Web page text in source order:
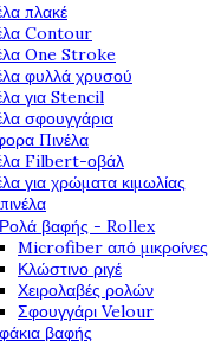
πλακέ
Contour
One Stroke
φυλλά χρυσού
για Stencil
σφουγγάρια
Πινέλα
Filbert-οβάλ
για χρώματα κιμωλίας
Ρολά βαφής - Rollex
Microfiber από μικροίνες
Κλώστινο ριγέ
Χειρολαβές ρολών
Σφουγγάρι Velour
βαφής